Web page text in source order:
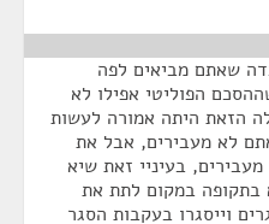
שאתם מביאים לפה
הפוליטי אפילו לא
הזאת היתה אמורה לעשות
לא מעבירים, אבל את
בעיניי זאת שיא
בתקופה במקום לתת את
וייסגרו בעקבות הסגר